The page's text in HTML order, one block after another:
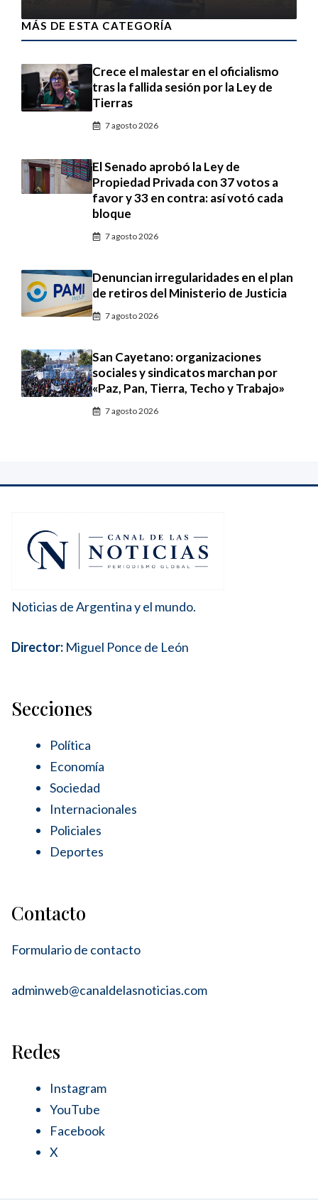
MÁS DE ESTA CATEGORÍA
Crece el malestar en el oficialismo
tras la fallida sesión por la Ley de
Tierras
7 agosto 2026
El Senado aprobó la Ley de
Propiedad Privada con 37 votos a
favor y 33 en contra: así votó cada
bloque
7 agosto 2026
Denuncian irregularidades en el plan
de retiros del Ministerio de Justicia
7 agosto 2026
San Cayetano: organizaciones
sociales y sindicatos marchan por
«Paz, Pan, Tierra, Techo y Trabajo»
7 agosto 2026
Noticias de Argentina y el mundo.
Director: Miguel Ponce de León
Secciones
Política
Economía
Sociedad
Internacionales
Policiales
Deportes
Contacto
Formulario de contacto
adminweb@canaldelasnoticias.com
Redes
Instagram
YouTube
Facebook
X